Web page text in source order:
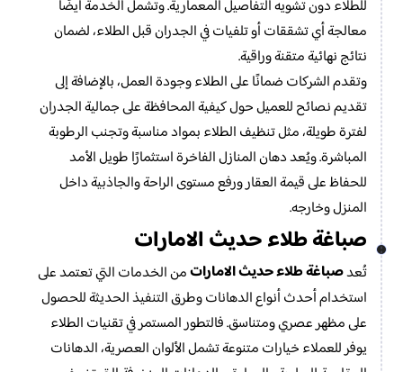
للطلاء دون تشويه التفاصيل المعمارية. وتشمل الخدمة أيضًا
معالجة أي تشققات أو تلفيات في الجدران قبل الطلاء، لضمان
نتائج نهائية متقنة وراقية.
وتقدم الشركات ضمانًا على الطلاء وجودة العمل، بالإضافة إلى
تقديم نصائح للعميل حول كيفية المحافظة على جمالية الجدران
لفترة طويلة، مثل تنظيف الطلاء بمواد مناسبة وتجنب الرطوبة
المباشرة. ويُعد دهان المنازل الفاخرة استثمارًا طويل الأمد
للحفاظ على قيمة العقار ورفع مستوى الراحة والجاذبية داخل
المنزل وخارجه.
صباغة طلاء حديث الامارات
تُعدصباغة طلاء حديث الاماراتمن الخدمات التي تعتمد على
استخدام أحدث أنواع الدهانات وطرق التنفيذ الحديثة للحصول
على مظهر عصري ومتناسق. فالتطور المستمر في تقنيات الطلاء
يوفر للعملاء خيارات متنوعة تشمل الألوان العصرية، الدهانات